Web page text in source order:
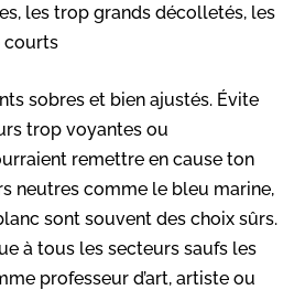
les trop grands décolletés, les
courts
sobres et bien ajustés. Évite
trop voyantes ou
remettre en cause ton
neutres comme le bleu marine,
sont souvent des choix sûrs.
à tous les secteurs saufs les
professeur d’art, artiste ou